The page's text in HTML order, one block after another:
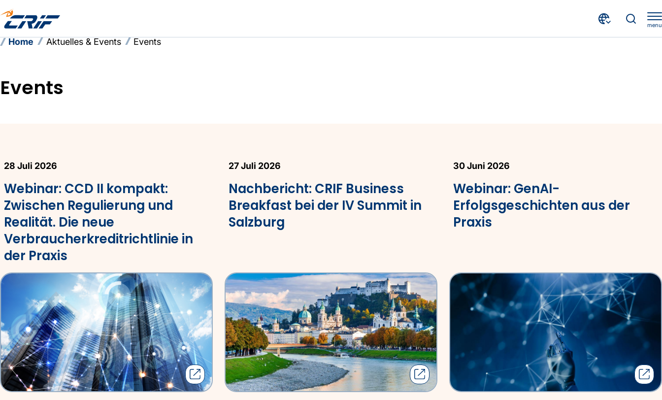
menu
Home Aktuelles & Events Events
Events
Events
28 Juli 2026
Webinar: CCD II kompakt:
Zwischen Regulierung und
Realität. Die neue
Verbraucherkreditrichtlinie in
der Praxis
27 Juli 2026
Nachbericht: CRIF Business
Breakfast bei der IV Summit in
Salzburg
30 Juni 2026
Webinar: GenAI-
Erfolgsgeschichten aus der
Praxis